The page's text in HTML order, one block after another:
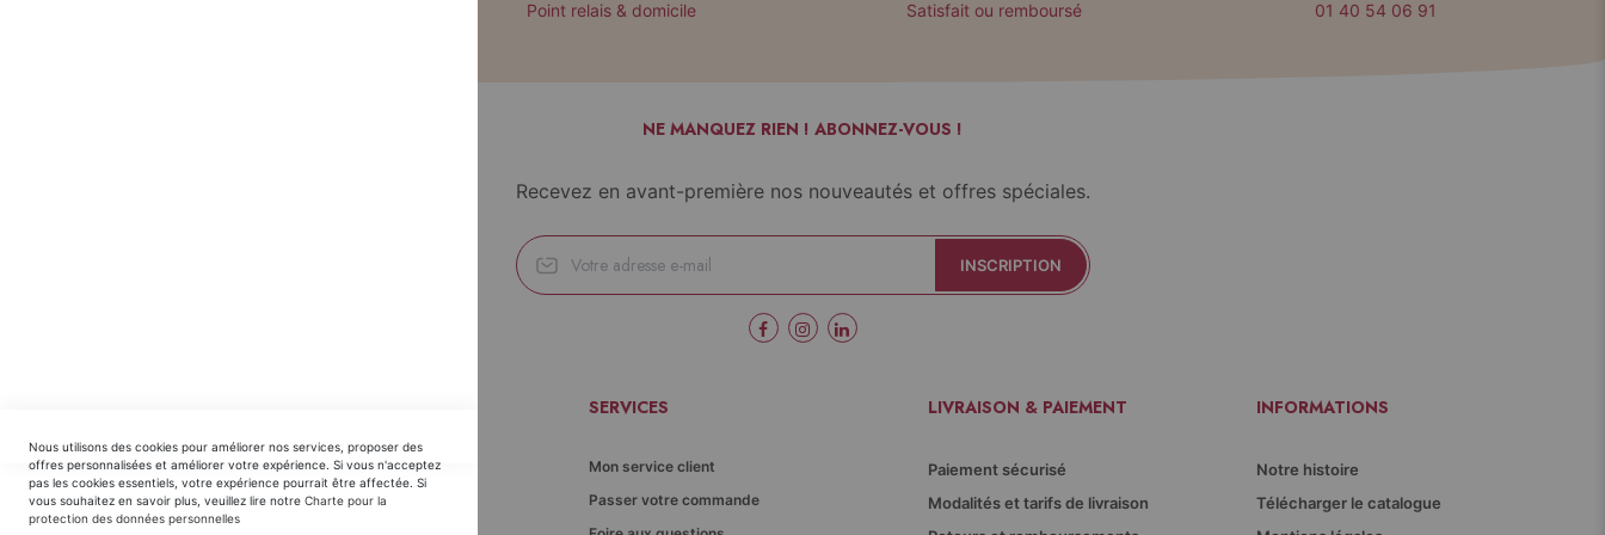
Point relais & domicile Satisfait ou remboursé 01 40 54 06 91
NE MANQUEZ RIEN ! ABONNEZ-VOUS !
Recevez en avant-première nos nouveautés et offres spéciales.
INSCRIPTION
Horaires SAV :
du Lundi au Jeudi : 9h30 -12h30 / 14h - 17h30
Vendredi : 9h30 - 12h30 / 14h - 16h00
SERVICES
Mon service client
Passer votre commande
LIVRAISON & PAIEMENT
Paiement sécurisé
Modalités et tarifs de livraison
INFORMATIONS
Notre histoire
Télécharger le catalogue
Nous utilisons des cookies pour améliorer nos services, proposer des
offres personnalisées et améliorer votre expérience. Si vous n'acceptez
pas les cookies essentiels, votre expérience pourrait être affectée. Si
vous souhaitez en savoir plus, veuillez lire notre Charte pour la
protection des données personnelles